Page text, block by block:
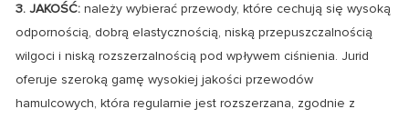
3. JAKOŚĆ: należy wybierać przewody, które cechują się wysoką
odpornością, dobrą elastycznością, niską przepuszczalnością
wilgoci i niską rozszerzalnością pod wpływem ciśnienia. Jurid
oferuje szeroką gamę wysokiej jakości przewodów
hamulcowych, która regularnie jest rozszerzana, zgodnie z